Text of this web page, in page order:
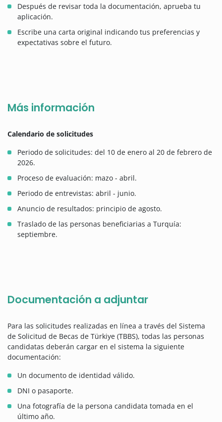
Después de revisar toda la documentación, aprueba tu
aplicación.
Escribe una carta original indicando tus preferencias y
expectativas sobre el futuro.
Más información
Calendario de solicitudes
Periodo de solicitudes: del 10 de enero al 20 de febrero de
2026.
Proceso de evaluación: mazo - abril.
Periodo de entrevistas: abril - junio.
Anuncio de resultados: principio de agosto.
Traslado de las personas beneficiarias a Turquía:
septiembre.
Documentación a adjuntar
Para las solicitudes realizadas en línea a través del Sistema
de Solicitud de Becas de Türkiye (TBBS), todas las personas
candidatas deberán cargar en el sistema la siguiente
documentación:
Un documento de identidad válido.
DNI o pasaporte.
Una fotografía de la persona candidata tomada en el
último año.